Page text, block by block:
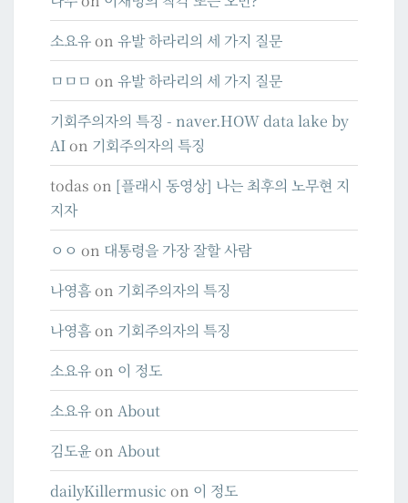
소요유on 유발 하라리의 세 가지 질문
ㅁㅁㅁ on 유발 하라리의 세 가지 질문
기회주의자의 특징 - naver.HOW data lake by
AIon 기회주의자의 특징
todas on [플래시 동영상] 나는 최후의 노무현 지
지자
ㅇㅇ on 대통령을 가장 잘할 사람
나영흠on 기회주의자의 특징
나영흠on 기회주의자의 특징
소요유on 이 정도
소요유on About
김도윤on About
dailyKillermusic on 이 정도